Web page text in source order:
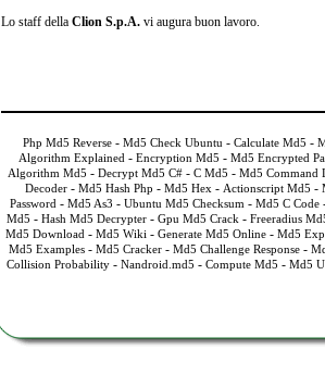
Lo staff della Clion S.p.A.vi augura buon lavoro.
Php Md5 Reverse- Md5 Check Ubuntu - Calculate Md5 -
Algorithm Explained - Encryption Md5 - Md5 Encrypted
Algorithm Md5 - Decrypt Md5 C#- C Md5 - Md5 Command
Decoder- Md5 Hash Php - Md5 Hex - Actionscript Md5 -
Password - Md5 As3 - Ubuntu Md5 Checksum - Md5 C Code
Md5 - Hash Md5 Decrypter- Gpu Md5 Crack - Freeradius
Md5 Download - Md5 Wiki - Generate Md5 Online - Md5
Md5 Examples- Md5 Cracker- Md5 Challenge Response-
Collision Probability- Nandroid.md5 - Compute Md5 - Md5